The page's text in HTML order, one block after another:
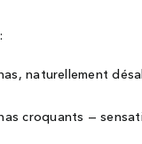
naturellement
croquants —